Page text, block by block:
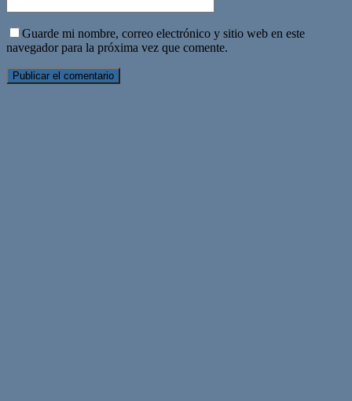
Guarde mi nombre, correo electrónico y sitio web en este
navegador para la próxima vez que comente.